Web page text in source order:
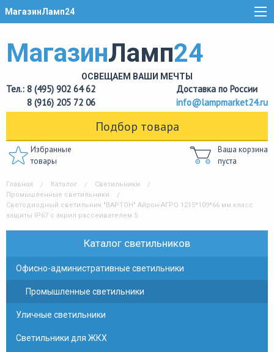
МагазинЛамп24
МагазинЛамп24
ОСВЕЩАЕМ ВАШИ МЕЧТЫ
Тел.: 8 (495) 902 64 62
8 (916) 205 72 06
Доставка по России
info@lampmarket24.ru
Подбор товара
Избранные
товары
Ваша корзина
пуста
Главная Каталог
Светильники
Промышленные светильники
Светодиодный светильник "ВАРТОН" Айрон-АГРО 1215*109*66 мм класс
защиты IP67 с акрил рассеивателем 5
Каталог светильников
Офисно-административные светильники
Промышленные светильники
Уличные светильники
Светильники для ЖКХ